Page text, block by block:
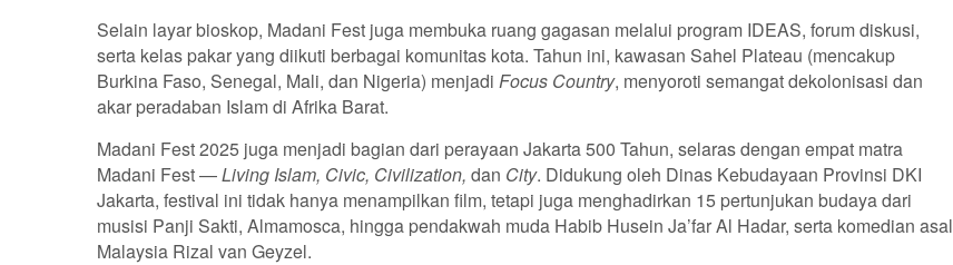
Selain layar bioskop, Madani Fest juga membuka ruang gagasan melalui program IDEAS, forum diskusi,
serta kelas pakar yang diikuti berbagai komunitas kota. Tahun ini, kawasan Sahel Plateau (mencakup
Burkina Faso, Senegal, Mali, dan Nigeria) menjadi Focus Country, menyoroti semangat dekolonisasi dan
akar peradaban Islam di Afrika Barat.
Madani Fest 2025 juga menjadi bagian dari perayaan Jakarta 500 Tahun, selaras dengan empat matra
Madani Fest —Living Islam, Civic, Civilization, dan City. Didukung oleh Dinas Kebudayaan Provinsi DKI
Jakarta, festival ini tidak hanya menampilkan film, tetapi juga menghadirkan 15 pertunjukan budaya dari
musisi Panji Sakti, Almamosca, hingga pendakwah muda Habib Husein Ja’far Al Hadar, serta komedian asal
Malaysia Rizal van Geyzel.